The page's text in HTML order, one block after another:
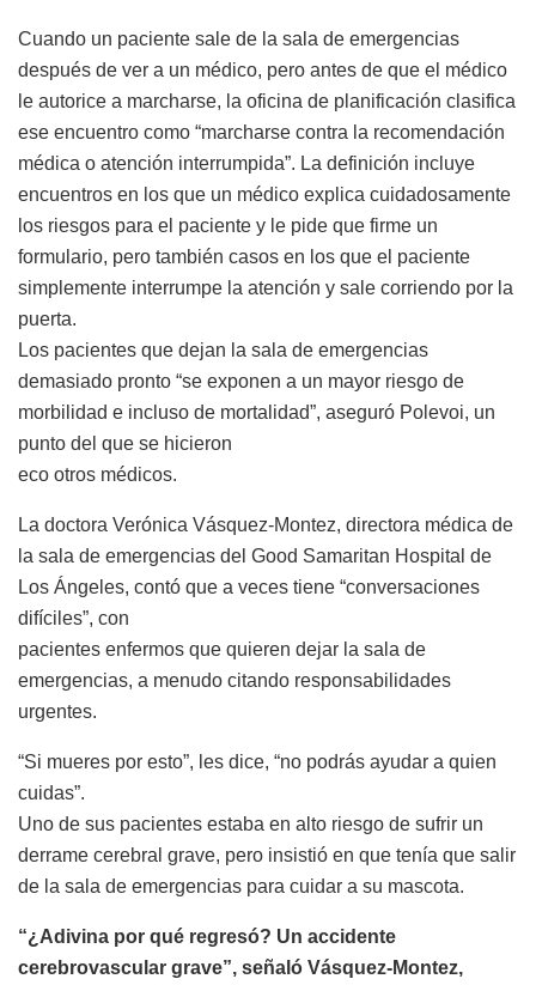
Cuando un paciente sale de la sala de emergencias
después de ver a un médico, pero antes de que el médico
le autorice a marcharse, la oficina de planificación clasifica
ese encuentro como “marcharse contra la recomendación
médica o atención interrumpida”. La definición incluye
encuentros en los que un médico explica cuidadosamente
los riesgos para el paciente y le pide que firme un
formulario, pero también casos en los que el paciente
simplemente interrumpe la atención y sale corriendo por la
puerta.
Los pacientes que dejan la sala de emergencias
demasiado pronto “se exponen a un mayor riesgo de
morbilidad e incluso de mortalidad”, aseguró Polevoi, un
punto del que se hicieron
eco otros médicos.
La doctora Verónica Vásquez-Montez, directora médica de
la sala de emergencias del Good Samaritan Hospital de
Los Ángeles, contó que a veces tiene “conversaciones
difíciles”, con
pacientes enfermos que quieren dejar la sala de
emergencias, a menudo citando responsabilidades
urgentes.
“Si mueres por esto”, les dice, “no podrás ayudar a quien
cuidas”.
Uno de sus pacientes estaba en alto riesgo de sufrir un
derrame cerebral grave, pero insistió en que tenía que salir
de la sala de emergencias para cuidar a su mascota.
“¿Adivina por qué regresó? Un accidente
cerebrovascular grave”, señaló Vásquez-Montez,